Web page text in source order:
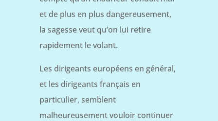
et de plus en plus dangereusement,
la sagesse veut qu’on lui retire
rapidement le volant.
Les dirigeants européens en général,
et les dirigeants français en
particulier, semblent
malheureusement vouloir continuer